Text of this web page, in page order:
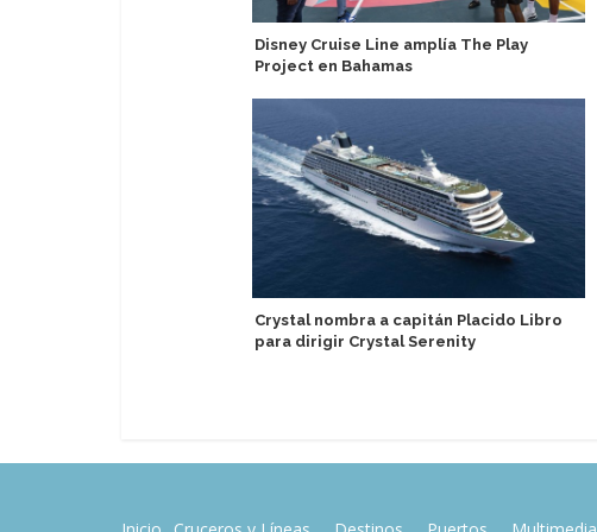
Disney Cruise Line amplía The Play
Project en Bahamas
Crystal nombra a capitán Placido Libro
para dirigir Crystal Serenity